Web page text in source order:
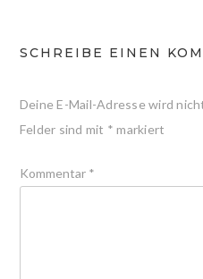
SCHREIBE EINEN
Deine E-Mail-Adresse wird
Felder sind mit * markiert
Kommentar *